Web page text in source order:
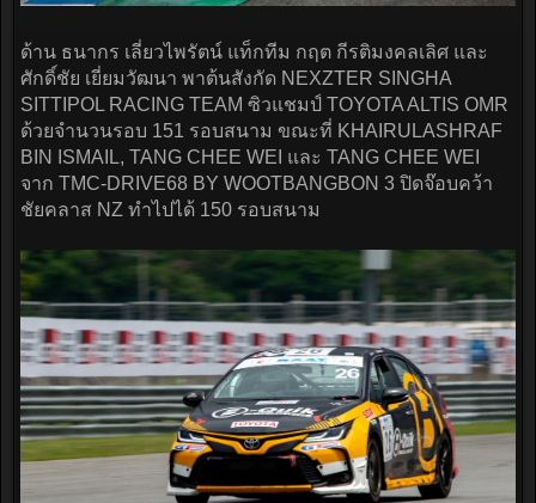
ด้าน ธนากร เลี่ยวไพรัตน์ แท็กทีม กฤต กีรติมงคลเลิศ และ
ศักดิ์ชัย เยี่ยมวัฒนา พาต้นสังกัด NEXZTER SINGHA
SITTIPOL RACING TEAM ซิวแชมป์ TOYOTA ALTIS OMR
ด้วยจำนวนรอบ 151 รอบสนาม ขณะที่ KHAIRULASHRAF
BIN ISMAIL, TANG CHEE WEI และ TANG CHEE WEI
จาก TMC-DRIVE68 BY WOOTBANGBON 3 ปิดจ๊อบคว้า
ชัยคลาส NZ ทำไปได้ 150 รอบสนาม